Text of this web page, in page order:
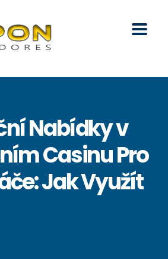
Nabídky v
Casinu Pro
Jak Využít